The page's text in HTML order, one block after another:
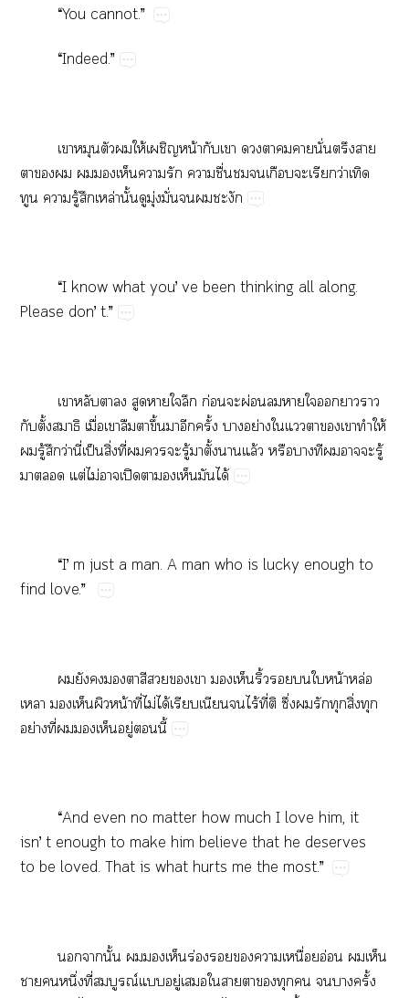
“You​cannot.”
“Indeed.”
​​​​ให้​​น้​​​​​​​ั่​​​
​​​​​​​​​ื่​​​​​​ว่​​
​​ู้​​ล่​ั้​​ุ่​ั่​​​
“I​know​what​you’​ve​been​thinking​all​along.​
Please​don’​t.”
​​​​​​​​ก่​​ผ่​​​​​​​
​ั้​​ื่​​​​ึ้​​​ั้​​ย่​​​​​​​ให้​
​ู้​​ว่​ี่​ป็​ิ่​ี่​​​​ู้​​ั้​​ล้​​​​​​​ู้​
​​ต่​ไม่​​ปิ​​​​​ได้
“I’​m​just​a​man.​A​man​who​is​lucky​enough​to​
find​love.”
​​​​​​​​​​​ิ้​​​​น้​ล่​
​​​​น้​ี่​ไม่​ได้​​​​ไร้​ี่​​ึ่​​​​ิ่​​
ย่​ี่​​​​ู่​​ี้
“And​even​no​matter​how​much​I​love​him,​it​
isn’​t​enough​to​make​him​believe​that​he​deserves​
to​be​loved.​That​is​what​hurts​me​the​most.”
​​ั้​​​​ร่​​​​ื่​อ่​​​
​​ึ่​ี่​ณ์​​ู่​​​​​​​​​​ั้​